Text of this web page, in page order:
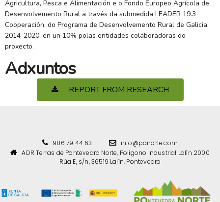
Agricultura, Pesca e Alimentación e o Fondo Europeo Agrícola de
Desenvolvemento Rural a través da submedida LEADER 19.3
Cooperación, do Programa de Desenvolvemento Rural de Galicia
2014-2020, en un 10% polas entidades colaboradoras do
proxecto.
Adxuntos
REPORT FROM RESEARCH
986 79 44 63
info@ponorte.com
ADR Terras de Pontevedra Norte, Polígono Industrial Lalín 2000
Rúa E, s/n, 36519 Lalín, Pontevedra